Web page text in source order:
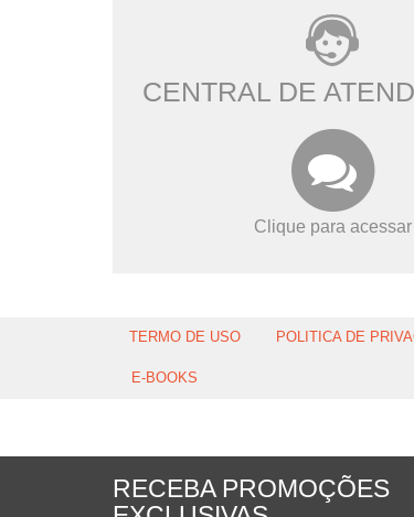
CENTRAL DE
Clique para acessar
TERMO DE USO POLITICA DE
E-BOOKS
RECEBA PROMOÇÕES